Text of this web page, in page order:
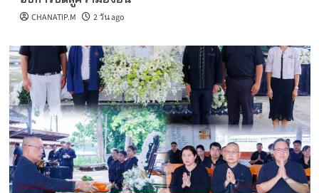
CHANATIP.M 2 วัน ago